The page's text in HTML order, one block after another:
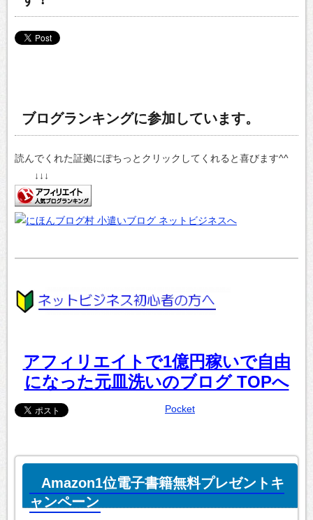
ブログランキングに参加しています。
読んでくれた証拠にぽちっとクリックしてくれると喜びます^^
↓↓↓
アフィリエイトで1億円稼いで自由
になった元皿洗いのブログ TOPへ
Pocket
Amazon1位電子書籍無料プレゼントキ
ャンペーン